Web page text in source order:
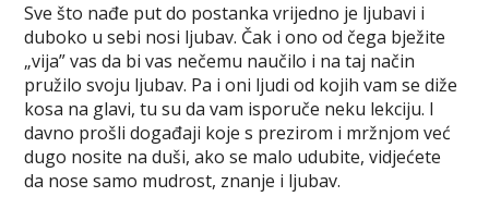
Sve što nađe put do postanka vrijedno je ljubavi i
duboko u sebi nosi ljubav. Čak i ono od čega bježite
„vija” vas da bi vas nečemu naučilo i na taj način
pružilo svoju ljubav. Pa i oni ljudi od kojih vam se diže
kosa na glavi, tu su da vam isporuče neku lekciju. I
davno prošli događaji koje s prezirom i mržnjom već
dugo nosite na duši, ako se malo udubite, vidjećete
da nose samo mudrost, znanje i ljubav.